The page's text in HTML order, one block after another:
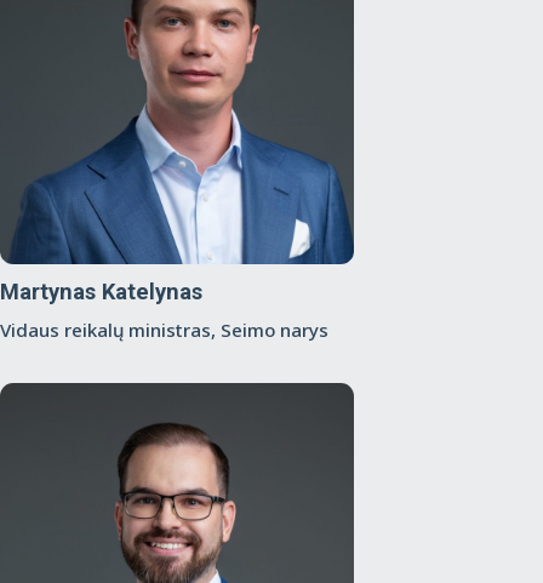
Martynas Katelynas
Vidaus reikalų ministras, Seimo narys